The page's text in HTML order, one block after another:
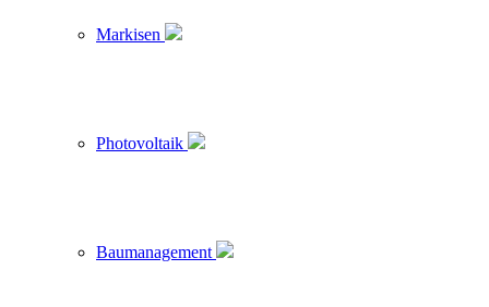
Markisen
Photovoltaik
Baumanagement